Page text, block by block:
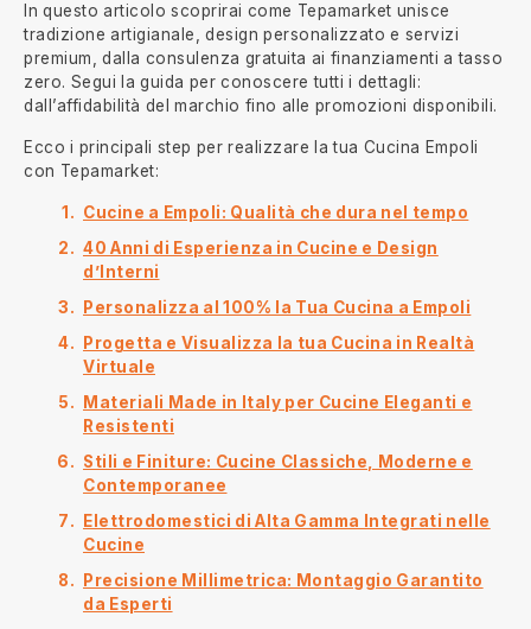
In questo articolo scoprirai come Tepamarket unisce
tradizione artigianale, design personalizzato e servizi
premium, dalla consulenza gratuita ai finanziamenti a tasso
zero. Segui la guida per conoscere tutti i dettagli:
dall’affidabilità del marchio fino alle promozioni disponibili.
Ecco i principali step per realizzare la tua Cucina Empoli
con Tepamarket:
Cucine a Empoli: Qualità che dura nel tempo
40 Anni di Esperienza in Cucine e Design
d’Interni
Personalizza al 100% la Tua Cucina a Empoli
Progetta e Visualizza la tua Cucina in Realtà
Virtuale
Materiali Made in Italy per Cucine Eleganti e
Resistenti
Stili e Finiture: Cucine Classiche, Moderne e
Contemporanee
Elettrodomestici di Alta Gamma Integrati nelle
Cucine
Precisione Millimetrica: Montaggio Garantito
da Esperti